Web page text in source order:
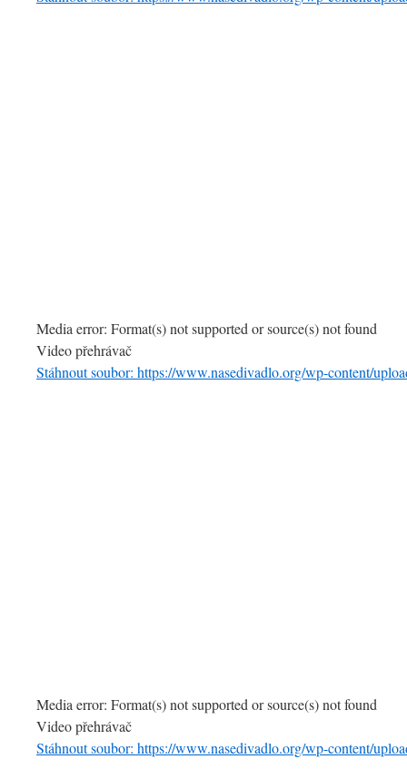
Media error: Format(s) not supported or source(s) not found
Stáhnout soubor: https://www.nasedivadlo.org/wp-content/
Video přehrávač
Media error: Format(s) not supported or source(s) not found
Stáhnout soubor: https://www.nasedivadlo.org/wp-content/
Video přehrávač